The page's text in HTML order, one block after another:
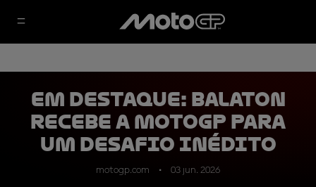
EM DESTAQUE: Balaton
recebe a MotoGP para
um desafio inédito
motogp.com 03 jun. 2026